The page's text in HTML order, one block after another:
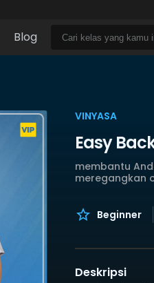
Blog
VINYASA
Easy
membantu
meregangkan
Beginner
Deskripsi